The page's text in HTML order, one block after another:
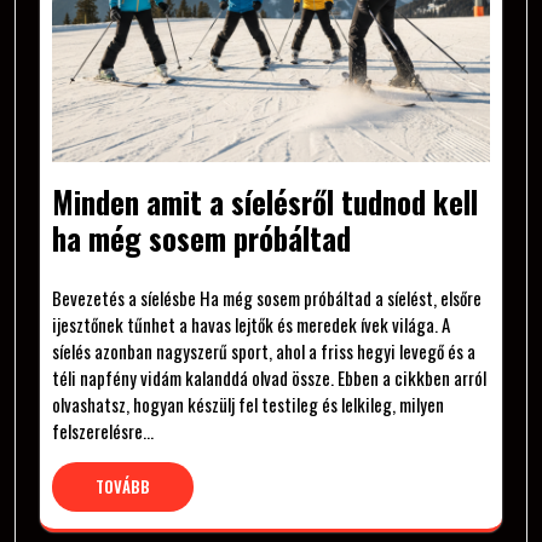
Minden amit a síelésről tudnod kell
ha még sosem próbáltad
Bevezetés a síelésbe Ha még sosem próbáltad a síelést, elsőre
ijesztőnek tűnhet a havas lejtők és meredek ívek világa. A
síelés azonban nagyszerű sport, ahol a friss hegyi levegő és a
téli napfény vidám kalanddá olvad össze. Ebben a cikkben arról
olvashatsz, hogyan készülj fel testileg és lelkileg, milyen
felszerelésre…
TOVÁBB